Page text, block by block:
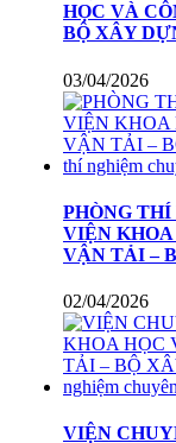
HỌC VÀ
BỘ XÂY
03/04/2026
PHÒNG
VIỆN KHOA
VẬN TẢI –
02/04/2026
VIỆN